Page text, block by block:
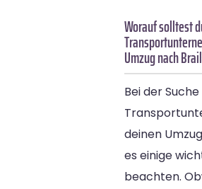
Worauf solltest
Umzug nach
Bei der
deinen
es einige
beachten.